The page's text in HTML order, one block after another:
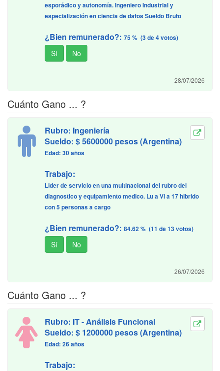
esporádico y autonomía. Ingeniero Industrial y
especialización en ciencia de datos Sueldo Bruto
¿Bien remunerado?: 75 % (3 de 4 votos)
28/07/2026
Cuánto Gano ... ?
Rubro: Ingeniería
Sueldo: $ 5600000 pesos (Argentina)
Edad: 30 años
Trabajo:
Lider de servicio en una multinacional del rubro del
diagnostico y equipamiento medico. Lu a Vi a 17 hibrido
con 5 personas a cargo
¿Bien remunerado?: 84.62 % (11 de 13 votos)
26/07/2026
Cuánto Gano ... ?
Rubro: IT - Análisis Funcional
Sueldo: $ 1200000 pesos (Argentina)
Edad: 26 años
Trabajo: